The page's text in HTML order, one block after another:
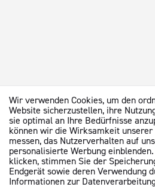
Wir verwenden Cookies, um den
Website sicherzustellen, ihre
sie optimal an Ihre Bedürfnisse
können wir die Wirksamkeit
messen, das Nutzerverhalten auf
personalisierte Werbung
klicken, stimmen Sie der
Endgerät sowie deren Verwendung
Informationen zur